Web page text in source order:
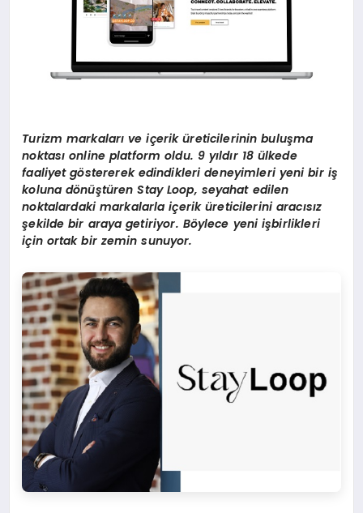
Turizm markaları ve içeriküreticilerinin buluşma
noktası online platform oldu. 9 yıldır 18 ülkede
faaliyet göstererek edindikleri deneyimleri yeni bir iş
koluna dönüştüren Stay Loop, seyahat edilen
noktalardaki markalarla içeriküreticilerini aracısız
şekilde bir araya getiriyor. Böylece yeni işbirlikleri
için ortak bir zemin sunuyor.